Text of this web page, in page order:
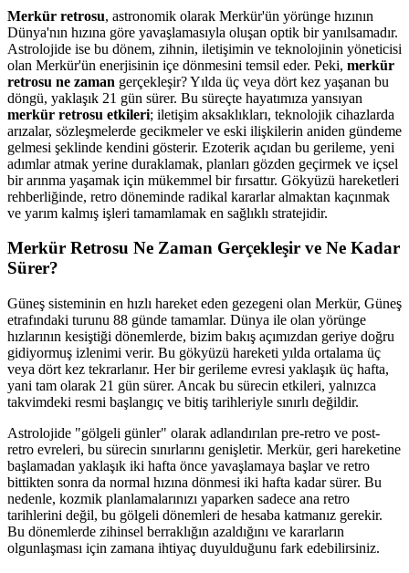
Merkür retrosu, astronomik olarak Merkür'ün yörünge hızının
Dünya'nın hızına göre yavaşlamasıyla oluşan optik bir yanılsamadır.
Astrolojide ise bu dönem, zihnin, iletişimin ve teknolojinin yöneticisi
olan Merkür'ün enerjisinin içe dönmesini temsil eder. Peki, merkür
retrosu ne zaman gerçekleşir? Yılda üç veya dört kez yaşanan bu
döngü, yaklaşık 21 gün sürer. Bu süreçte hayatımıza yansıyan
merkür retrosu etkileri; iletişim aksaklıkları, teknolojik cihazlarda
arızalar, sözleşmelerde gecikmeler ve eski ilişkilerin aniden gündeme
gelmesi şeklinde kendini gösterir. Ezoterik açıdan bu gerileme, yeni
adımlar atmak yerine duraklamak, planları gözden geçirmek ve içsel
bir arınma yaşamak için mükemmel bir fırsattır. Gökyüzü hareketleri
rehberliğinde, retro döneminde radikal kararlar almaktan kaçınmak
ve yarım kalmış işleri tamamlamak en sağlıklı stratejidir.
Merkür Retrosu Ne Zaman Gerçekleşir ve Ne Kadar
Sürer?
Güneş sisteminin en hızlı hareket eden gezegeni olan Merkür, Güneş
etrafındaki turunu 88 günde tamamlar. Dünya ile olan yörünge
hızlarının kesiştiği dönemlerde, bizim bakış açımızdan geriye doğru
gidiyormuş izlenimi verir. Bu gökyüzü hareketi yılda ortalama üç
veya dört kez tekrarlanır. Her bir gerileme evresi yaklaşık üç hafta,
yani tam olarak 21 gün sürer. Ancak bu sürecin etkileri, yalnızca
takvimdeki resmi başlangıç ve bitiş tarihleriyle sınırlı değildir.
Astrolojide "gölgeli günler" olarak adlandırılan pre-retro ve post-
retro evreleri, bu sürecin sınırlarını genişletir. Merkür, geri hareketine
başlamadan yaklaşık iki hafta önce yavaşlamaya başlar ve retro
bittikten sonra da normal hızına dönmesi iki hafta kadar sürer. Bu
nedenle, kozmik planlamalarınızı yaparken sadece ana retro
tarihlerini değil, bu gölgeli dönemleri de hesaba katmanız gerekir.
Bu dönemlerde zihinsel berraklığın azaldığını ve kararların
olgunlaşması için zamana ihtiyaç duyulduğunu fark edebilirsiniz.